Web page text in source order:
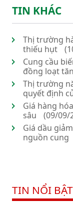
TIN KHÁC
Thị trường
thiếu hụt
Cung cầu
đồng loạt
Thị trường
quyết định
Giá hàng
sâu
(09/09/
Giá dầu
nguồn cung
TIN NỔI BẬT